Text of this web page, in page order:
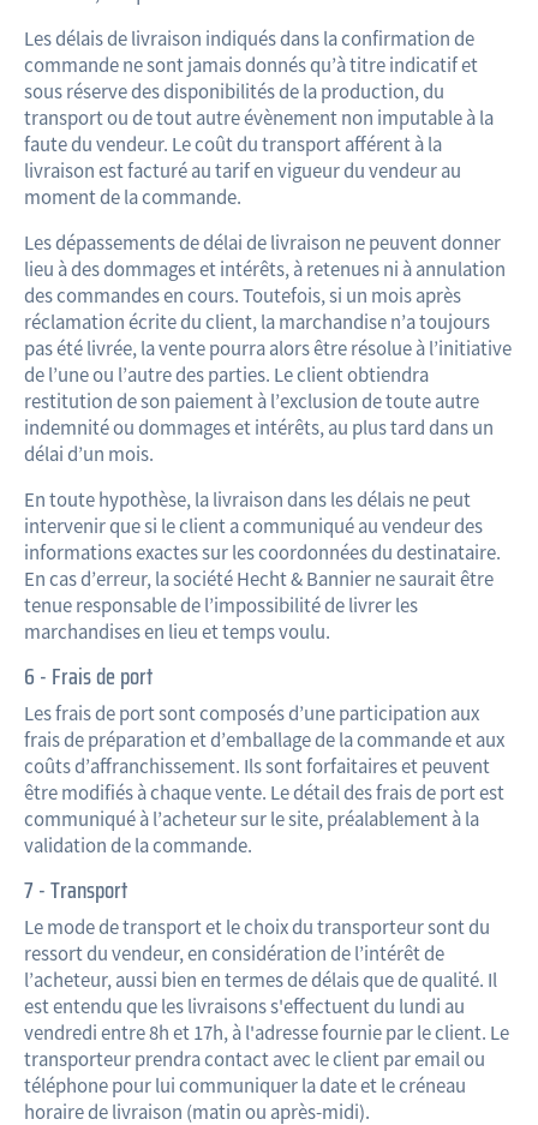
Les délais de livraison indiqués dans la confirmation de
commande ne sont jamais donnés qu’à titre indicatif et
sous réserve des disponibilités de la production, du
transport ou de tout autre évènement non imputable à la
faute du vendeur. Le coût du transport afférent à la
livraison est facturé au tarif en vigueur du vendeur au
moment de la commande.
Les dépassements de délai de livraison ne peuvent donner
lieu à des dommages et intérêts, à retenues ni à annulation
des commandes en cours. Toutefois, si un mois après
réclamation écrite du client, la marchandise n’a toujours
pas été livrée, la vente pourra alors être résolue à l’initiative
de l’une ou l’autre des parties. Le client obtiendra
restitution de son paiement à l’exclusion de toute autre
indemnité ou dommages et intérêts, au plus tard dans un
délai d’un mois.
En toute hypothèse, la livraison dans les délais ne peut
intervenir que si le client a communiqué au vendeur des
informations exactes sur les coordonnées du destinataire.
En cas d’erreur, la société Hecht & Bannier ne saurait être
tenue responsable de l’impossibilité de livrer les
marchandises en lieu et temps voulu.
6 - Frais de port
Les frais de port sont composés d’une participation aux
frais de préparation et d’emballage de la commande et aux
coûts d’affranchissement. Ils sont forfaitaires et peuvent
être modifiés à chaque vente. Le détail des frais de port est
communiqué à l’acheteur sur le site, préalablement à la
validation de la commande.
7 - Transport
Le mode de transport et le choix du transporteur sont du
ressort du vendeur, en considération de l’intérêt de
l’acheteur, aussi bien en termes de délais que de qualité. Il
est entendu que les livraisons s'effectuent du lundi au
vendredi entre 8h et 17h, à l'adresse fournie par le client. Le
transporteur prendra contact avec le client par email ou
téléphone pour lui communiquer la date et le créneau
horaire de livraison (matin ou après-midi).